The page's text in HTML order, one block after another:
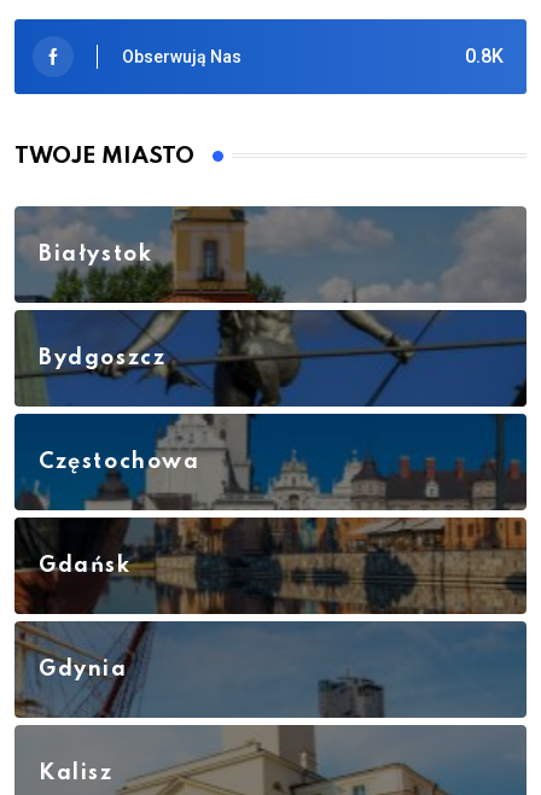
0.8K
Obserwują Nas
TWOJE MIASTO
Białystok
Bydgoszcz
Częstochowa
Gdańsk
Gdynia
Kalisz